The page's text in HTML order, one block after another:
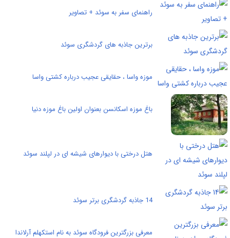
راهنمای سفر به سوئد + تصاویر
برترین جاذبه های گردشگری سوئد
موزه واسا ، حقایقی عجیب درباره کشتی واسا
باغ موزه اسکانسن بعنوان اولین باغ موزه دنیا
هتل درختی با دیوارهای شیشه ای در لپلند سوئد
14 جاذبه گردشگری برتر سوئد
معرفی بزرگترین فرودگاه سوئد به نام استکهلم آرلاندا